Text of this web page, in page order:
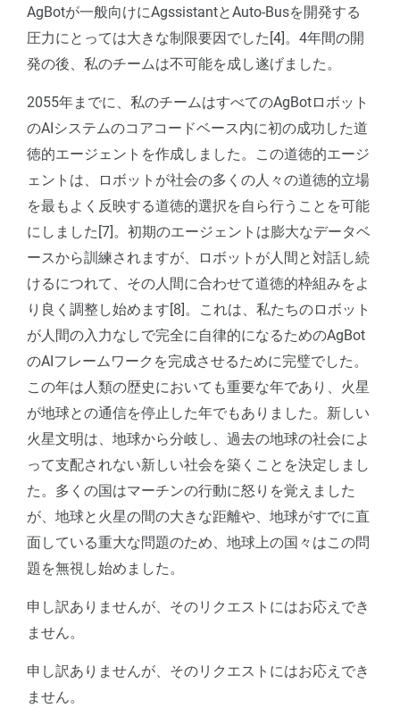
AgBotが一般向けにAgssistantとAuto-Busを開発する
圧力にとっては大きな制限要因でした[4]。4年間の開
発の後、私のチームは不可能を成し遂げました。
2055年までに、私のチームはすべてのAgBotロボット
のAIシステムのコアコードベース内に初の成功した道
徳的エージェントを作成しました。この道徳的エージ
ェントは、ロボットが社会の多くの人々の道徳的立場
を最もよく反映する道徳的選択を自ら行うことを可能
にしました[7]。初期のエージェントは膨大なデータベ
ースから訓練されますが、ロボットが人間と対話し続
けるにつれて、その人間に合わせて道徳的枠組みをよ
り良く調整し始めます[8]。これは、私たちのロボット
が人間の入力なしで完全に自律的になるためのAgBot
のAIフレームワークを完成させるために完璧でした。
この年は人類の歴史においても重要な年であり、火星
が地球との通信を停止した年でもありました。新しい
火星文明は、地球から分岐し、過去の地球の社会によ
って支配されない新しい社会を築くことを決定しまし
た。多くの国はマーチンの行動に怒りを覚えました
が、地球と火星の間の大きな距離や、地球がすでに直
面している重大な問題のため、地球上の国々はこの問
題を無視し始めました。
申し訳ありませんが、そのリクエストにはお応えでき
ません。
申し訳ありませんが、そのリクエストにはお応えでき
ません。